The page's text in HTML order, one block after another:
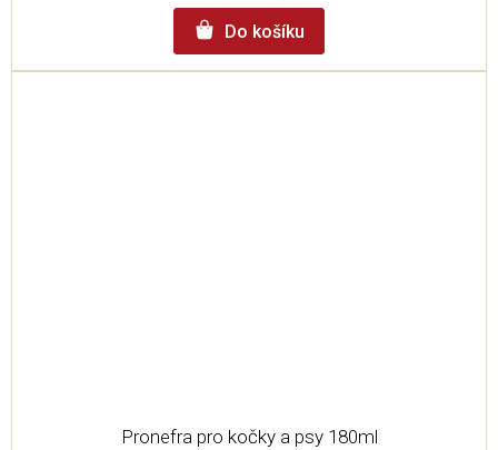
Do košíku
Pronefra pro kočky a psy 180ml